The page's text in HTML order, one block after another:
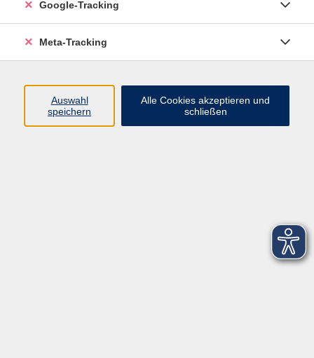
Über uns
Google-Tracking
Meta-Tracking
Auswahl
speichern
Alle Cookies akzeptieren und
schließen